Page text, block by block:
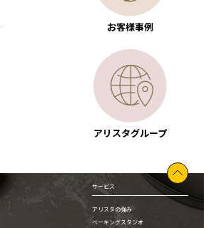
お客様事例
アリスタグループ
サービス
アリスタの強み
ベーキングスタジオ